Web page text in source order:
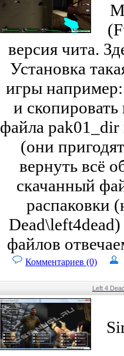
версия чита.
Установка
игры
и
файла
(они
вернуть всё
скачанный
распаковки
файлов
Комментариев (0)
Left 4